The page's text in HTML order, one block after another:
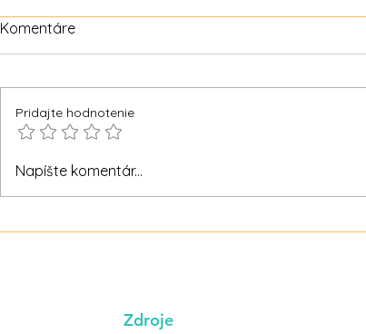
Komentáre
Pridajte hodnotenie
Napíšte komentár...
Zdroje